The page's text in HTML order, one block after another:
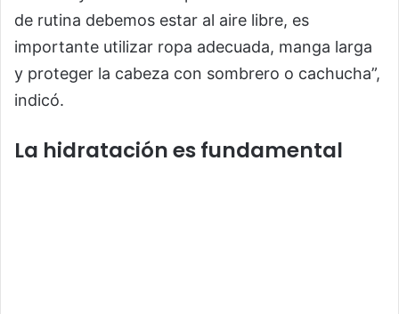
de rutina debemos estar al aire libre, es
importante utilizar ropa adecuada, manga larga
y proteger la cabeza con sombrero o cachucha”,
indicó.
La hidratación es fundamental